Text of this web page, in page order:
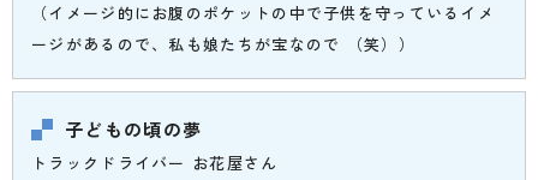
（イメージ的にお腹のポケットの中で子供を守っているイメ
ージがあるので、私も娘たちが宝なので （笑））
子どもの頃の夢
トラックドライバー お花屋さん